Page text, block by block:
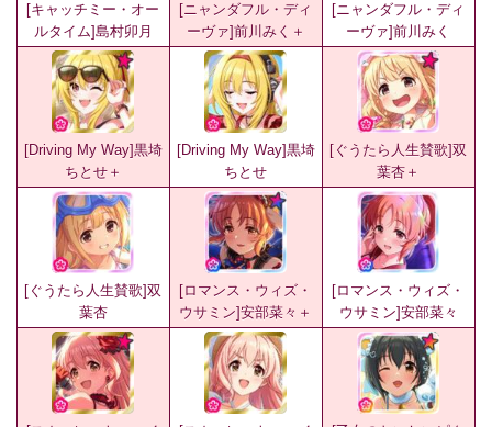
[キャッチミー・オー
ルタイム]島村卯月
[ニャンダフル・ディ
ーヴァ]前川みく＋
[ニャンダフル・ディ
ーヴァ]前川みく
[Driving My Way]黒埼
ちとせ＋
[Driving My Way]黒埼
ちとせ
[ぐうたら人生賛歌]双
葉杏＋
[ぐうたら人生賛歌]双
葉杏
[ロマンス・ウィズ・
ウサミン]安部菜々＋
[ロマンス・ウィズ・
ウサミン]安部菜々